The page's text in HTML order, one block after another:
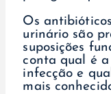
Os
urinário são
suposições
conta qual é
infecção e
mais